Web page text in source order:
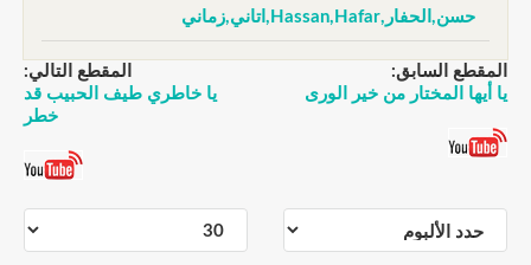
حسن,الحفار,Hassan,Hafar,اتاني,زماني
المقطع السابق:
يا أيها المختار من خير الورى
المقطع التالي:
يا خاطري طيف الحبيب قد
خطر